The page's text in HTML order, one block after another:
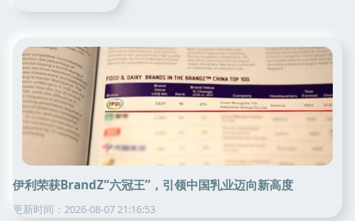
伊利荣获BrandZ“六冠王”，引领中国乳业迈向新高度
更新时间：2026-08-07 21:16:53